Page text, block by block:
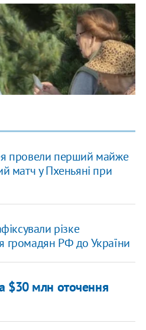
провели перший майже
матч у Пхеньяні при
різке
громадян РФ до України
$30 млн оточення